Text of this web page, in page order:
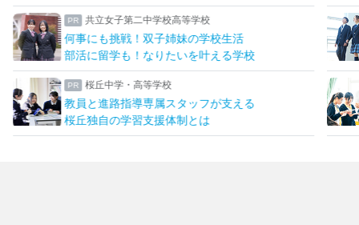
共立女子第二中学校高等学校
何事にも挑戦！双子姉妹の学校生活
部活に留学も！なりたいを叶える学校
桜丘中学・高等学校
教員と進路指導専属スタッフが支える
桜丘独自の学習支援体制とは